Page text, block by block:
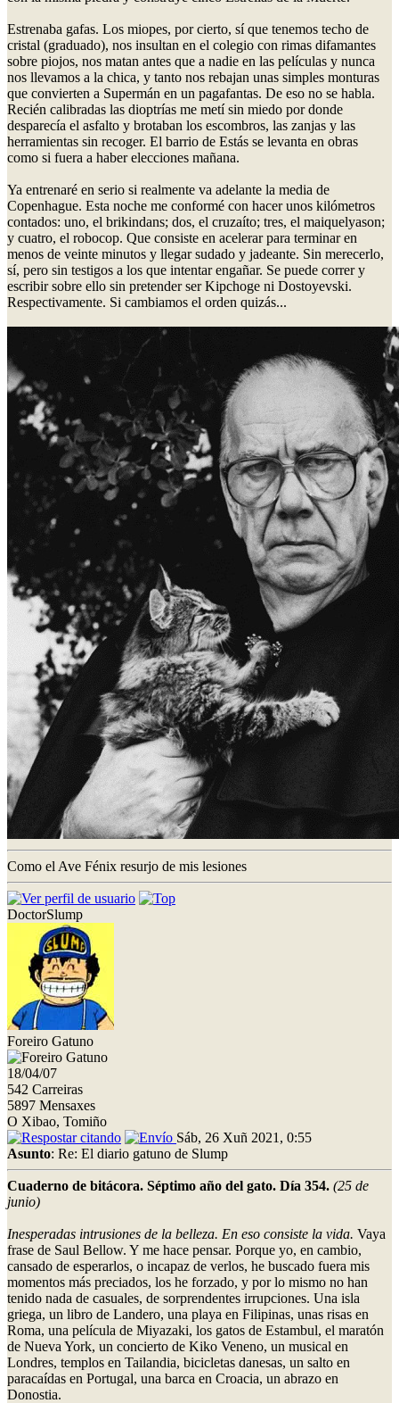
Estrenaba gafas. Los miopes, por cierto, sí que tenemos techo de
cristal (graduado), nos insultan en el colegio con rimas difamantes
sobre piojos, nos matan antes que a nadie en las películas y nunca
nos llevamos a la chica, y tanto nos rebajan unas simples monturas
que convierten a Supermán en un pagafantas. De eso no se habla.
Recién calibradas las dioptrías me metí sin miedo por donde
desparecía el asfalto y brotaban los escombros, las zanjas y las
herramientas sin recoger. El barrio de Estás se levanta en obras
como si fuera a haber elecciones mañana.
Ya entrenaré en serio si realmente va adelante la media de
Copenhague. Esta noche me conformé con hacer unos kilómetros
contados: uno, el brikindans; dos, el cruzaíto; tres, el maiquelyason;
y cuatro, el robocop. Que consiste en acelerar para terminar en
menos de veinte minutos y llegar sudado y jadeante. Sin merecerlo,
sí, pero sin testigos a los que intentar engañar. Se puede correr y
escribir sobre ello sin pretender ser Kipchoge ni Dostoyevski.
Respectivamente. Si cambiamos el orden quizás...
Como el Ave Fénix resurjo de mis lesiones
DoctorSlump
Foreiro Gatuno
18/04/07
542 Carreiras
5897 Mensaxes
O Xibao, Tomiño
Sáb, 26 Xuñ 2021, 0:55
Asunto: Re: El diario gatuno de Slump
Cuaderno de bitácora. Séptimo año del gato. Día 354. (25 de
junio)
Inesperadas intrusiones de la belleza. En eso consiste la vida. Vaya
frase de Saul Bellow. Y me hace pensar. Porque yo, en cambio,
cansado de esperarlos, o incapaz de verlos, he buscado fuera mis
momentos más preciados, los he forzado, y por lo mismo no han
tenido nada de casuales, de sorprendentes irrupciones. Una isla
griega, un libro de Landero, una playa en Filipinas, unas risas en
Roma, una película de Miyazaki, los gatos de Estambul, el maratón
de Nueva York, un concierto de Kiko Veneno, un musical en
Londres, templos en Tailandia, bicicletas danesas, un salto en
paracaídas en Portugal, una barca en Croacia, un abrazo en
Donostia.